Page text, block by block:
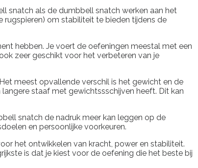
snatch als de dumbbell snatch werken aan het
rugspieren) om stabiliteit te bieden tijdens de
hebben. Je voert de oefeningen meestal met een
zeer geschikt voor het verbeteren van je
meest opvallende verschil is het gewicht en de
staaf met gewichtssschijven heeft. Dit kan
snatch de nadruk meer kan leggen op de
en persoonlijke voorkeuren.
het ontwikkelen van kracht, power en stabiliteit.
is dat je kiest voor de oefening die het beste bij